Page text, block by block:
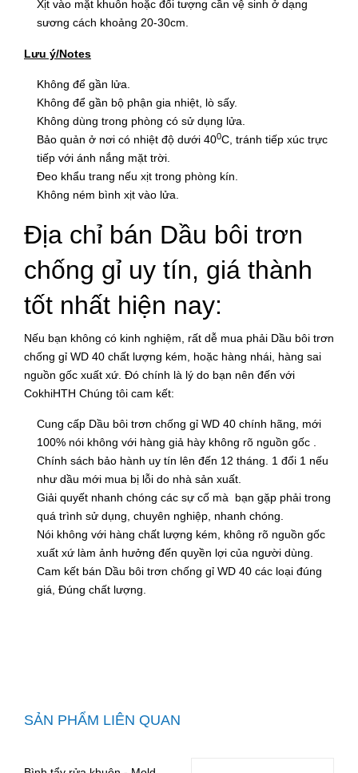
Xịt vào mặt khuôn hoặc đối tượng cần vệ sinh ở dạng
sương cách khoảng 20-30cm.
Lưu ý/Notes
Không để gần lửa.
Không để gần bộ phận gia nhiệt, lò sấy.
Không dùng trong phòng có sử dụng lửa.
Bảo quản ở nơi có nhiệt độ dưới 400C, tránh tiếp xúc trực
tiếp với ánh nắng mặt trời.
Đeo khẩu trang nếu xịt trong phòng kín.
Không ném bình xịt vào lửa.
Địa chỉ bán Dầu bôi trơn
chống gỉ uy tín, giá thành
tốt nhất hiện nay:
Nếu bạn không có kinh nghiệm, rất dễ mua phải Dầu bôi trơn
chống gỉ WD 40 chất lượng kém, hoặc hàng nhái, hàng sai
nguồn gốc xuất xứ. Đó chính là lý do bạn nên đến với
CokhiHTH Chúng tôi cam kết:
Cung cấp Dầu bôi trơn chống gỉ WD 40 chính hãng, mới
100% nói không với hàng giả hày không rõ nguồn gốc .
Chính sách bảo hành uy tín lên đến 12 tháng. 1 đổi 1 nếu
như dầu mới mua bị lỗi do nhà sản xuất.
Giải quyết nhanh chóng các sự cố mà bạn gặp phải trong
quá trình sử dụng, chuyên nghiệp, nhanh chóng.
Nói không với hàng chất lượng kém, không rõ nguồn gốc
xuất xứ làm ảnh hưởng đến quyền lợi của người dùng.
Cam kết bán Dầu bôi trơn chống gỉ WD 40 các loại đúng
giá, Đúng chất lượng.
SẢN PHẨM LIÊN QUAN